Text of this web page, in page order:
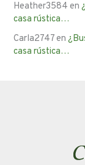
Heather3584 en
casa rústica…
Carla2747en
casa rústica…